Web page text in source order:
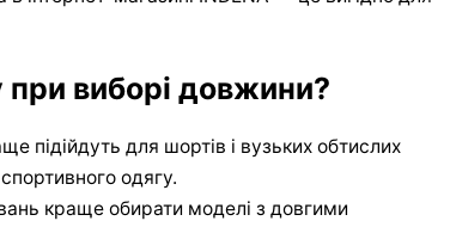
виборі довжини?
підійдуть для шортів і вузьких обтислих
одягу.
краще обирати моделі з довгими